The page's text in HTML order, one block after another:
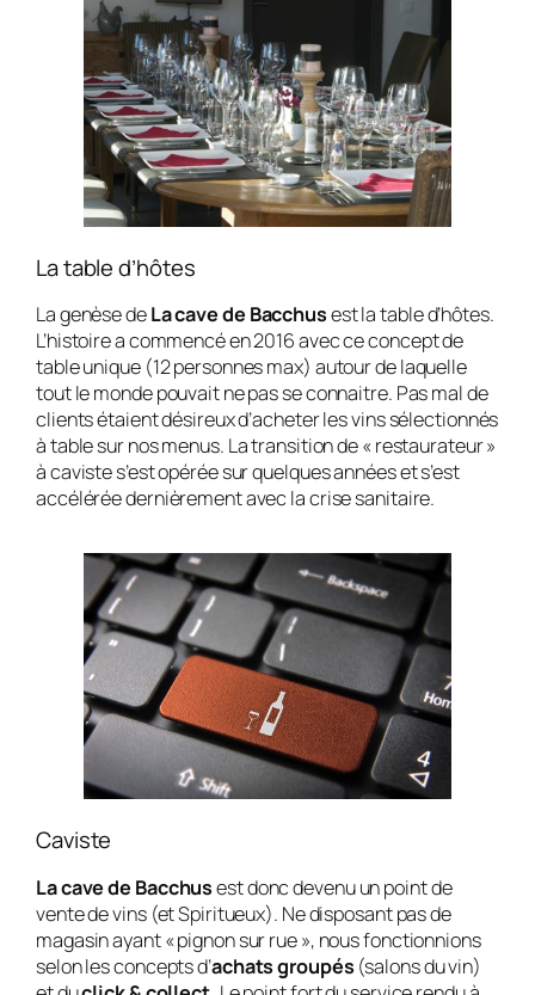
La table d’hôtes
La genèse deLa cave de Bacchusest la table d’hôtes.
L’histoire a commencé en 2016 avec ce concept de
table unique (12 personnes max) autour de laquelle
tout le monde pouvait ne pas se connaitre. Pas mal de
clients étaient désireux d’acheter les vins sélectionnés
à table sur nos menus. La transition de « restaurateur »
à caviste s’est opérée sur quelques années et s’est
accélérée dernièrement avec la crise sanitaire.
Caviste
La cave de Bacchusest donc devenu un point de
vente de vins (et Spiritueux). Ne disposant pas de
magasin ayant « pignon sur rue », nous fonctionnions
selon les concepts d’achats groupés (salons du vin)